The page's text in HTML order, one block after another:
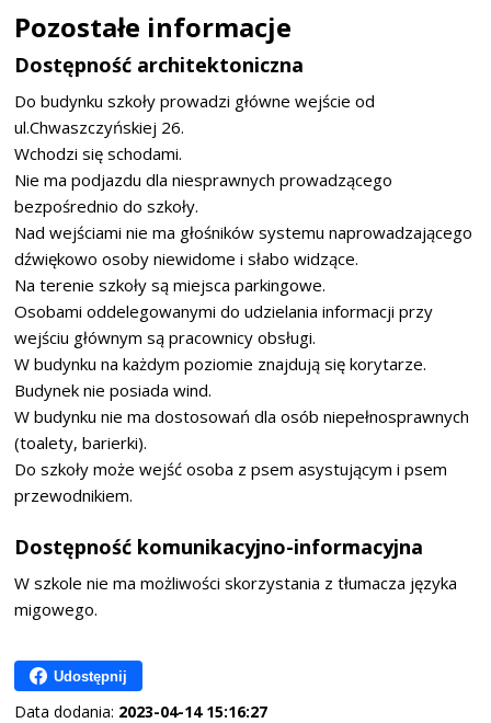
Pozostałe informacje
Dostępność architektoniczna
Do budynku szkoły prowadzi główne wejście od
ul.Chwaszczyńskiej 26.
Wchodzi się schodami.
Nie ma podjazdu dla niesprawnych prowadzącego
bezpośrednio do szkoły.
Nad wejściami nie ma głośników systemu naprowadzającego
dźwiękowo osoby niewidome i słabo widzące.
Na terenie szkoły są miejsca parkingowe.
Osobami oddelegowanymi do udzielania informacji przy
wejściu głównym są pracownicy obsługi.
W budynku na każdym poziomie znajdują się korytarze.
Budynek nie posiada wind.
W budynku nie ma dostosowań dla osób niepełnosprawnych
(toalety, barierki).
Do szkoły może wejść osoba z psem asystującym i psem
przewodnikiem.
Dostępność komunikacyjno-informacyjna
W szkole nie ma możliwości skorzystania z tłumacza języka
migowego.
Udostępnij
Data dodania: 2023-04-14 15:16:27